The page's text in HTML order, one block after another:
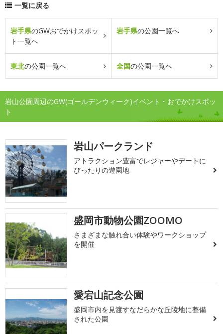
一覧に戻る
岩手県のGWおでかけスポッ
ト一覧へ
岩手県の公園一覧へ
東北の公園一覧へ 全国の公園一覧へ
岩山公園周辺のGW(ゴールデンウィーク)イベント・おでかけスポッ
ト
岩山パークランド
アトラクション豊富でレジャーやデートに
ぴったりの遊園地
盛岡市動物公園ZOOMO
さまざまな触れ合い体験やワークショップ
を開催
愛宕山記念公園
盛岡市内を見渡すなだらかな丘陵地に整備
された公園